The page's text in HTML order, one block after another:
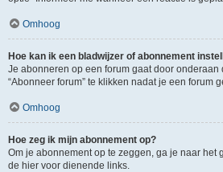
Omhoog
Hoe kan ik een bladwijzer of abonnement
Je abonneren op een forum gaat door onderaan
“Abonneer forum” te klikken nadat je een forum
Omhoog
Hoe zeg ik mijn abonnement op?
Om je abonnement op te zeggen, ga je naar het
de hier voor dienende links.